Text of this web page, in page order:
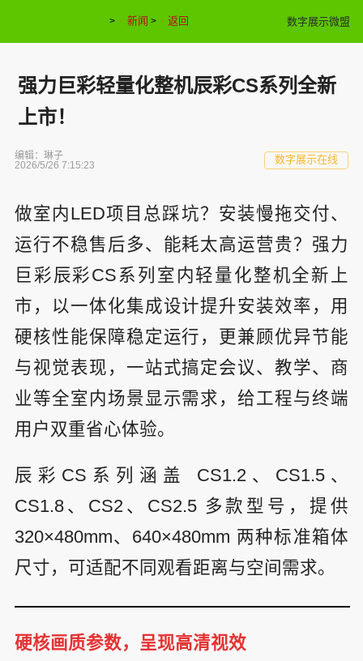
> 新闻 > 返回 数字展示微盟
强力巨彩轻量化整机辰彩CS系列全新
上市！
编辑：琳子
2026/5/26 7:15:23
数字展示在线
做室内LED项目总踩坑？安装慢拖交付、
运行不稳售后多、能耗太高运营贵？强力
巨彩辰彩CS系列室内轻量化整机全新上
市，以一体化集成设计提升安装效率，用
硬核性能保障稳定运行，更兼顾优异节能
与视觉表现，一站式搞定会议、教学、商
业等全室内场景显示需求，给工程与终端
用户双重省心体验。
辰彩CS系列涵盖 CS1.2、CS1.5、
CS1.8、CS2、CS2.5 多款型号，提供
320×480mm、640×480mm 两种标准箱体
尺寸，可适配不同观看距离与空间需求。
硬核画质参数，呈现高清视效